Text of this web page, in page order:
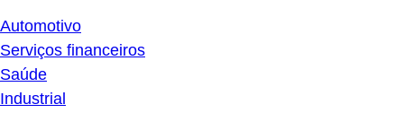
Automotivo
Serviços financeiros
Saúde
Industrial